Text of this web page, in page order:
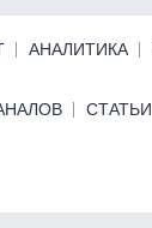
АНАЛИТИКА
СТАТЬИ